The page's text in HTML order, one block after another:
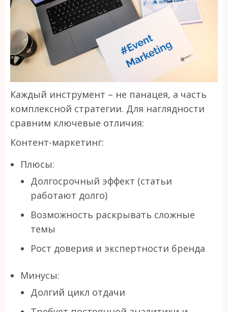
Каждый инструмент – не панацея, а часть
комплексной стратегии. Для наглядности
сравним ключевые отличия:
Контент-маркетинг:
Плюсы:
Долгосрочный эффект (статьи
работают долго)
Возможность раскрывать сложные
темы
Рост доверия и экспертности бренда
Минусы:
Долгий цикл отдачи